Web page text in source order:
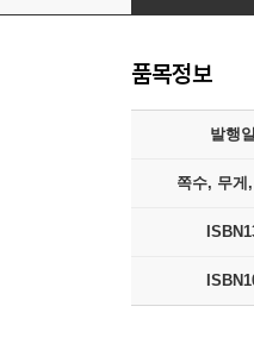
품목정보
발행일
쪽수, 무게,